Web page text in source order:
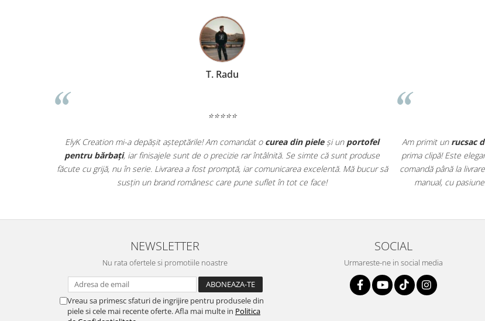
T. Radu
⭐⭐⭐⭐⭐
ElyK Creation mi-a depășit așteptările! Am comandat o curea din pieleși un portofel
pentru bărbați, iar finisajele sunt de o precizie rar întâlnită. Se simte că sunt produse
făcute cu grijă, nu în serie. Livrarea a fost promptă, iar comunicarea excelentă. Mă bucur să
susțin un brand românesc care pune suflet în tot ce face!
Am primit un rucsac
prima clipă! Este
comandă până la
manual, cu
NEWSLETTER
Nu rata ofertele si promotiile noastre
Vreau sa primesc sfaturi de ingrijire pentru produsele din
piele si cele mai recente oferte. Afla mai multe in Politica
SOCIAL
Urmareste-ne in social media